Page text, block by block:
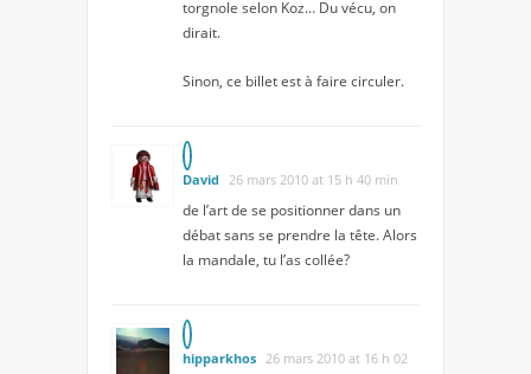
torgnole selon Koz… Du vécu, on
dirait.
Sinon, ce billet est à faire circuler.
David 26 mars 2010 at 15 h 40 min
de l’art de se positionner dans un
débat sans se prendre la tête. Alors
la mandale, tu l’as collée?
hipparkhos 26 mars 2010 at 16 h 02